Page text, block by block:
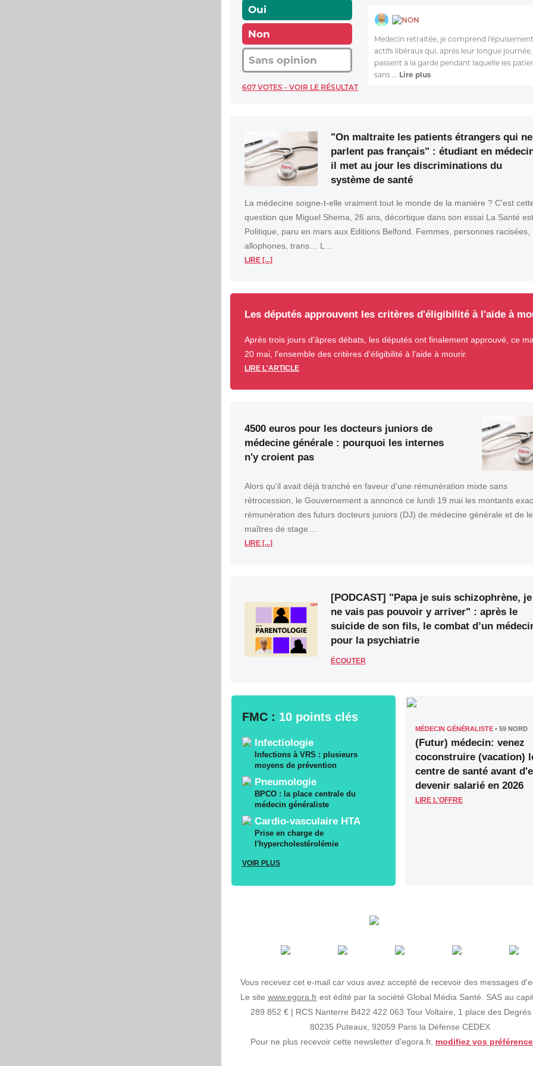
Oui
Non
Sans opinion
607 VOTES - VOIR LE RÉSULTAT
NON
Medecin retraitée, je comprend
actifs libéraux qui, après leur longue journée,
passent à la garde pendant laquelle les
sans ... Lire plus
"On maltraite les patients étrangers qui ne
parlent pas français" : étudiant en
il met au jour les discriminations du
système de santé
La médecine soigne-t-elle vraiment tout le monde de la manière ? C'est
question que Miguel Shema, 26 ans, décortique dans son essai La Santé est
Politique, paru en mars aux Editions Belfond. Femmes, personnes racisées,
allophones, trans… L…
LIRE [...]
Les députés approuvent les critères d'éligibilité à l'aide à
Après trois jours d'âpres débats, les députés ont finalement approuvé, ce
20 mai, l'ensemble des critères d'éligibilité à l'aide à mourir.
LIRE L'ARTICLE
4500 euros pour les docteurs juniors de
médecine générale : pourquoi les internes
n'y croient pas
Alors qu'il avait déjà tranché en faveur d'une rémunération mixte sans
rétrocession, le Gouvernement a annoncé ce lundi 19 mai les montants
rémunération des futurs docteurs juniors (DJ) de médecine générale et de
maîtres de stage…
LIRE [...]
[PODCAST] "Papa je suis schizophrène, je
ne vais pas pouvoir y arriver" : après le
suicide de son fils, le combat d’un
pour la psychiatrie
ÉCOUTER
FMC : 10 points clés
Infectiologie
Infections à VRS : plusieurs
moyens de prévention
Pneumologie
BPCO : la place centrale du
médecin généraliste
Cardio-vasculaire HTA
Prise en charge de
l'hypercholestérolémie
VOIR PLUS
MÉDECIN GÉNÉRALISTE • 59 NORD
(Futur) médecin: venez
coconstruire (vacation)
centre de santé avant
devenir salarié en 2026
LIRE L'OFFRE
Vous recevez cet e-mail car vous avez accepté de recevoir des messages
Le site www.egora.frest édité par la société Global Média Santé. SAS au
289 852 € | RCS Nanterre B422 422 063 Tour Voltaire, 1 place des Degrés
80235 Puteaux, 92059 Paris la Défense CEDEX
Pour ne plus recevoir cette newsletter d'egora.fr, modifiez vos